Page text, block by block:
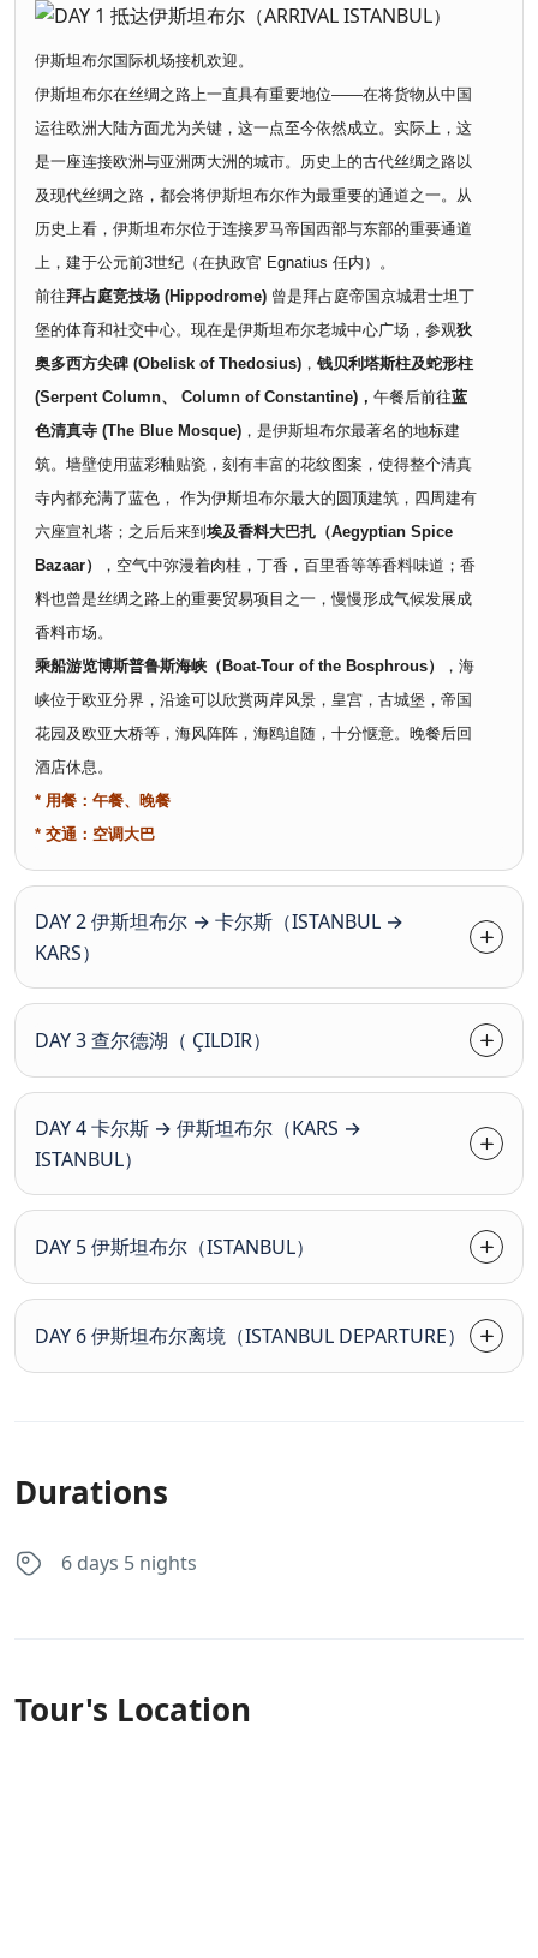
伊斯坦布尔国际机场接机欢迎。
伊斯坦布尔在丝绸之路上一直具有重要地位——在将货物从中国
运往欧洲大陆方面尤为关键，这一点至今依然成立。实际上，这
是一座连接欧洲与亚洲两大洲的城市。历史上的古代丝绸之路以
及现代丝绸之路，都会将伊斯坦布尔作为最重要的通道之一。从
历史上看，伊斯坦布尔位于连接罗马帝国西部与东部的重要通道
上，建于公元前3世纪（在执政官 Egnatius 任内）。
前往拜占庭竞技场 (Hippodrome) 曾是拜占庭帝国京城君士坦丁
堡的体育和社交中心。现在是伊斯坦布尔老城中心广场，参观狄
奥多西方尖碑 (Obelisk of Thedosius) ， 钱贝利塔斯柱及蛇形柱
(Serpent Column、 Column of Constantine)， 午餐后前往蓝
色清真寺 (The Blue Mosque) ，是伊斯坦布尔最著名的地标建
筑。墙壁使用蓝彩釉贴瓷，刻有丰富的花纹图案，使得整个清真
寺内都充满了蓝色， 作为伊斯坦布尔最大的圆顶建筑，四周建有
六座宣礼塔；之后后来到埃及香料大巴扎（Aegyptian Spice
Bazaar）
，空气中弥漫着肉桂，丁香，百里香等等香料味道；香
料也曾是丝绸之路上的重要贸易项目之一，慢慢形成气候发展成
香料市场。
乘船游览博斯普鲁斯海峡（Boat-Tour of the Bosphrous）
，海
峡位于欧亚分界，沿途可以欣赏两岸风景，皇宫，古城堡，帝国
花园及欧亚大桥等，海风阵阵，海鸥追随，十分惬意。晚餐后回
酒店休息。
* 用餐：午餐、晚餐
* 交通：空调大巴
DAY 2 伊斯坦布尔 → 卡尔斯（ISTANBUL →
KARS）
DAY 3 查尔德湖（ ÇILDIR）
DAY 4 卡尔斯 → 伊斯坦布尔（KARS →
ISTANBUL）
DAY 5 伊斯坦布尔（ISTANBUL）
DAY 6 伊斯坦布尔离境（ISTANBUL DEPARTURE）
Durations
6 days 5 nights
Tour's Location